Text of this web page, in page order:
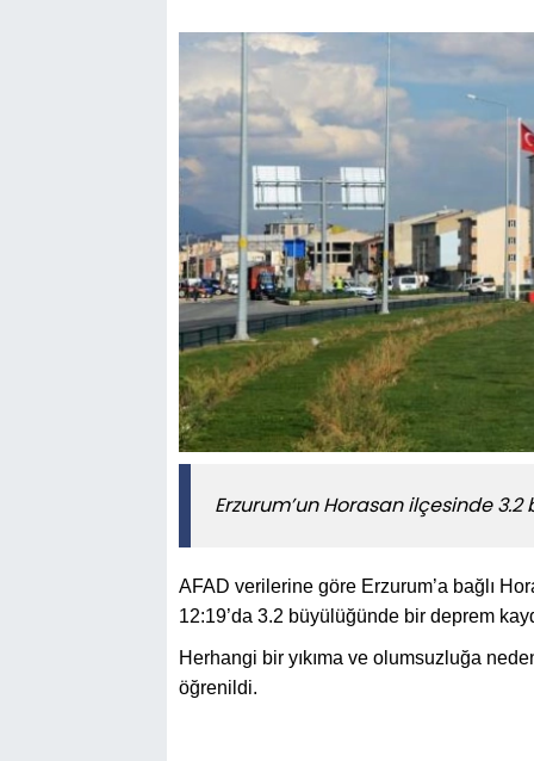
Erzurum’un Horasan ilçesinde
AFAD verilerine göre Erzurum’a bağlı
12:19’da 3.2 büyülüğünde bir deprem
Herhangi bir yıkıma ve olumsuzluğa
öğrenildi.